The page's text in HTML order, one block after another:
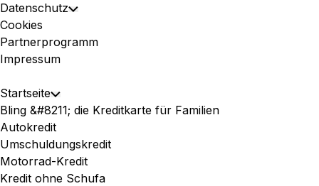
Datenschutz Toggle
Menu
Cookies
Partnerprogramm
Impressum
Expand
Menu
Startseite Toggle
Child
Menu
Bling &#8211; die Kreditkarte für Familien
Autokredit
Umschuldungskredit
Motorrad-Kredit
Kredit ohne Schufa